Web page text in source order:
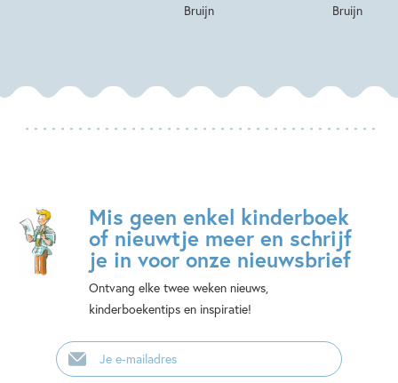
Bruijn
Bruijn
Mis geen enkel kinderboek
of nieuwtje meer en schrijf
je in voor onze nieuwsbrief
Ontvang elke twee weken nieuws,
kinderboekentips en inspiratie!
E-
mailadres